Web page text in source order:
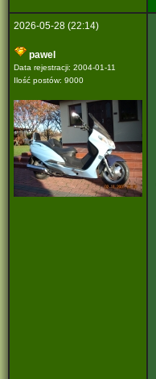
2026-05-28 (22:14)
pawel
Data rejestracji: 2004-01-11
Ilość postów: 9000